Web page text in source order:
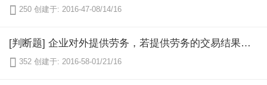
 250 创建于: 2016-47-08/14/16
[判断题] 企业对外提供劳务，若提供劳务的交易结果不能可靠估计，且已经发生的劳务成本预计全部能得到补偿，应按发生的劳务成本所占预计总成本的比例，根据合同总收入确认相应的劳务收入，并结转已经发生的劳务成本。（ ）
 352 创建于: 2016-58-01/21/16